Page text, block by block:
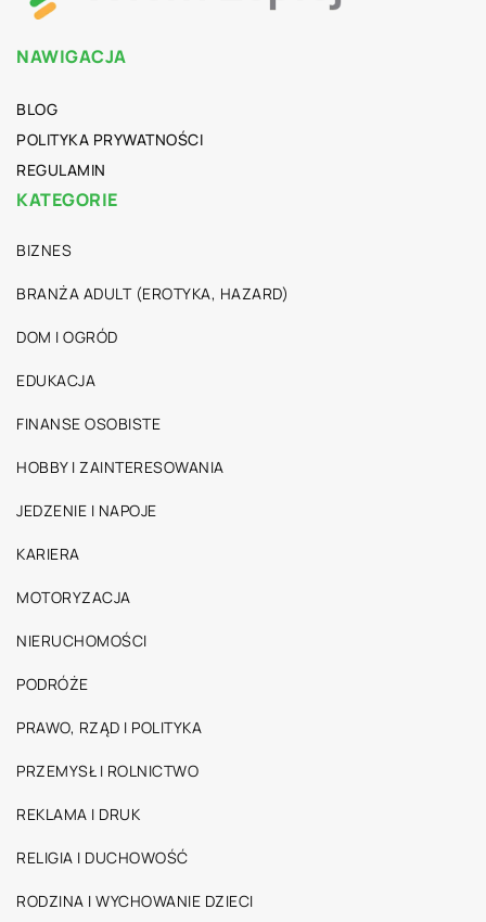
NAWIGACJA
BLOG
POLITYKA PRYWATNOŚCI
REGULAMIN
KATEGORIE
BIZNES
BRANŻA ADULT (EROTYKA, HAZARD)
DOM I OGRÓD
EDUKACJA
FINANSE OSOBISTE
HOBBY I ZAINTERESOWANIA
JEDZENIE I NAPOJE
KARIERA
MOTORYZACJA
NIERUCHOMOŚCI
PODRÓŻE
PRAWO, RZĄD I POLITYKA
PRZEMYSŁ I ROLNICTWO
REKLAMA I DRUK
RELIGIA I DUCHOWOŚĆ
RODZINA I WYCHOWANIE DZIECI